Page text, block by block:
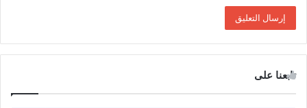
تابعنا على